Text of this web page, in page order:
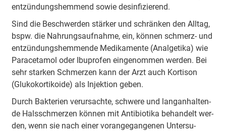
ent­zün­dungs­hem­mend sowie des­in­fi­zie­rend.
Sind die Be­schwer­den stär­ker und schrän­ken den All­tag,
bspw. die Nah­rungs­auf­nah­me, ein, kön­nen schmerz- und
ent­zün­dungs­hem­mende Me­di­ka­men­te (An­al­ge­ti­ka) wie
Pa­ra­ce­ta­mol oder Ibu­pro­fen ein­ge­nom­men wer­den. Bei
sehr star­ken Schmer­zen kann der Arzt auch Kor­ti­son
(Glu­ko­kor­ti­ko­ide) als In­jek­tion ge­ben.
Durch Bak­te­rien ver­ur­sach­te, schwe­re und lang­an­hal­ten­
de Hals­schmer­zen kön­nen mit An­ti­bio­ti­ka be­han­delt wer­
den, wenn sie nach einer vor­an­ge­gan­ge­nen Un­ter­su­